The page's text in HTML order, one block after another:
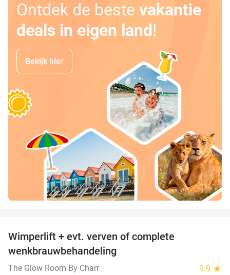
Ontdek de beste vakantie
deals in eigen land!
Bekijk hier
Wimperlift + evt. verven of complete
wenkbrauwbehandeling
The Glow Room By Charr 9.9 star